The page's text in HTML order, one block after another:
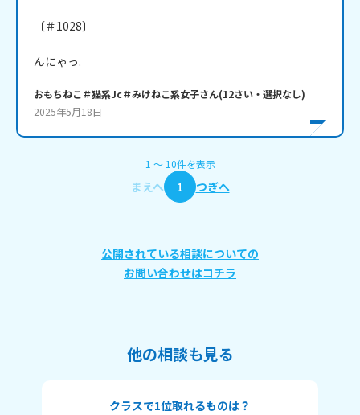
〔＃1028〕
んにゃっ.
おもちねこ＃猫系Jc＃みけねこ系女子さん(12さい・ 選択なし)
2025年5月18日
1 〜 10件を表示
まえへ 1 つぎへ
公開されている相談についての
お問い合わせはコチラ
他の相談も見る
クラスで1位取れるものは？